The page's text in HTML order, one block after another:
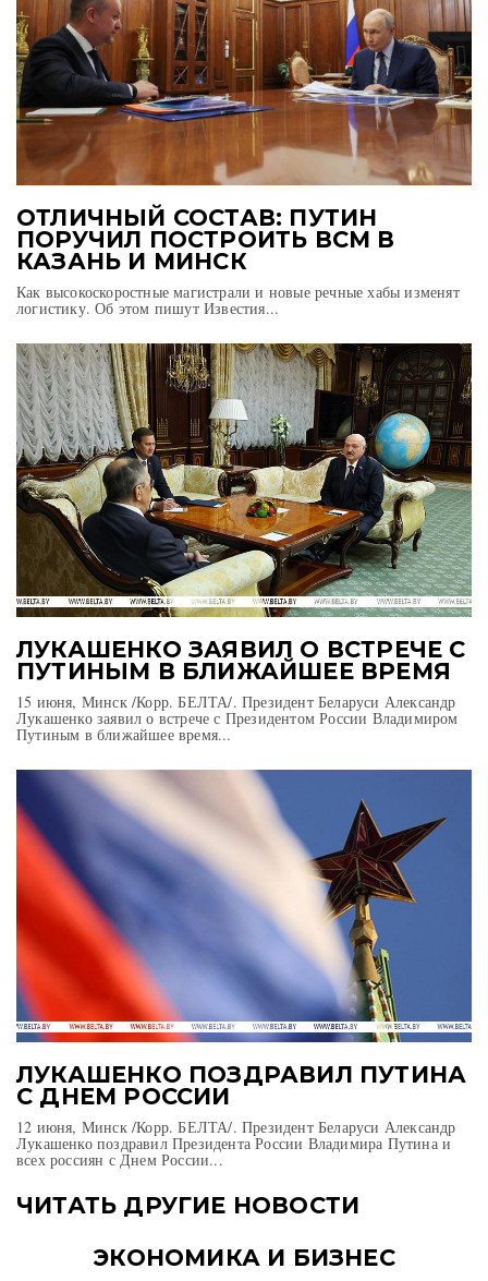
ОТЛИЧНЫЙ СОСТАВ: ПУТИН
ПОРУЧИЛ ПОСТРОИТЬ ВСМ В
КАЗАНЬ И МИНСК
Как высокоскоростные магистрали и новые речные хабы изменят
логистику. Об этом пишут Известия...
ЛУКАШЕНКО ЗАЯВИЛ О ВСТРЕЧЕ С
ПУТИНЫМ В БЛИЖАЙШЕЕ ВРЕМЯ
15 июня, Минск /Корр. БЕЛТА/. Президент Беларуси Александр
Лукашенко заявил о встрече с Президентом России Владимиром
Путиным в ближайшее время...
ЛУКАШЕНКО ПОЗДРАВИЛ ПУТИНА
С ДНЕМ РОССИИ
12 июня, Минск /Корр. БЕЛТА/. Президент Беларуси Александр
Лукашенко поздравил Президента России Владимира Путина и
всех россиян с Днем России...
ЧИТАТЬ ДРУГИЕ НОВОСТИ
ЭКОНОМИКА И БИЗНЕС